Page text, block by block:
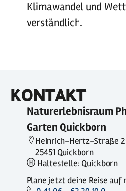
Klimawandel und
verständlich.
KONTAKT
Naturerlebnisraum
Garten Quickborn
Heinrich-Hertz-Straße
25451 Quickborn
Haltestelle: Quickborn
Plane jetzt deine Reise auf